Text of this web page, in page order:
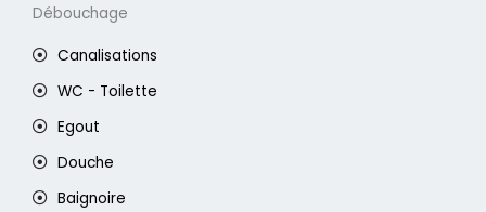
Débouchage
Canalisations
WC - Toilette
Egout
Douche
Baignoire